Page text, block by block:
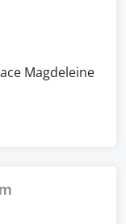
Magdeleine